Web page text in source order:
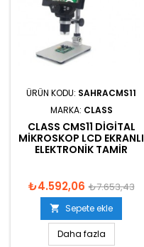
ÜRÜN KODU: SAHRACMS11
MARKA: CLASS
CLASS CMS11 DIGITAL
MIKROSKOP LCD EKRANLI
ELEKTRONIK TAMIR
₺4.592,06 ₺7.653,43
 Sepete ekle
Daha fazla